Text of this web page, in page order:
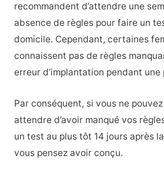
recommandent d’attendre une
absence de règles pour faire un
domicile. Cependant, certaines
connaissent pas de règles
erreur d’implantation pendant
Par conséquent, si vous ne
attendre d’avoir manqué vos
un test au plus tôt 14 jours après
vous pensez avoir conçu.